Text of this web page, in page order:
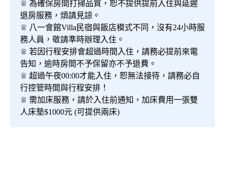
♕ 為確保房間打掃品質，恕不提供提前入住與延遲
退房服務，煩請見諒。
♕ 八一會館Villa民宿與飯店模式不同，沒有24小時服
務人員，敬請準時辦理入住。
♕ 若因行程安排會超過時間入住，請務必提前來電
告知，逾時房間不予保留亦不予退費。
♕ 超過午夜00:00才能入住，恕無法接待，請務必自
行控管時間與行程安排！
♕ 需加床服務，請於入住前通知，加床費用一張雙
人床墊$1000元 (可提供兩床)